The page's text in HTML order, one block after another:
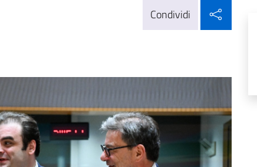
Condividi